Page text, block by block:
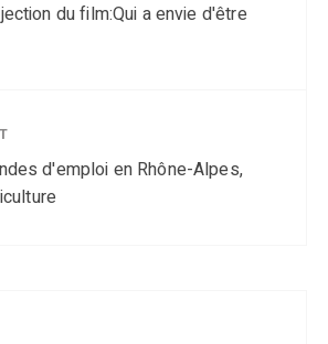
du film:Qui a envie d'être
d'emploi en Rhône-Alpes,